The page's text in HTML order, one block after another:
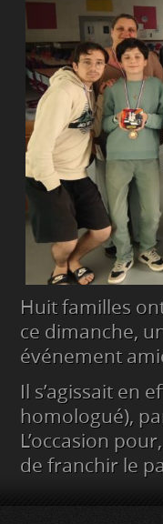
Huit familles
ce dimanche,
événement
Il s’agissait en
homologué),
L’occasion
de franchir le